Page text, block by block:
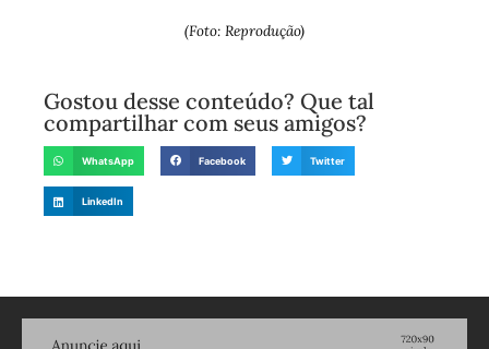
(Foto: Reprodução)
Gostou desse conteúdo? Que tal
compartilhar com seus amigos?
WhatsApp Facebook Twitter
LinkedIn